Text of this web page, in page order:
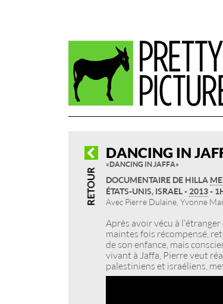
DANCING IN
« DANCING IN JAFFA »
DOCUMENTAIRE DE HILLA
ÉTATS-UNIS, ISRAEL - 2013-
Avec Pierre Dulaine, Yvonne
Après avoir vécu à
maintes fois récompensé,
de son enfance, mais
vivant à Jaffa, Pierre veut
palestiniens et israéliens,